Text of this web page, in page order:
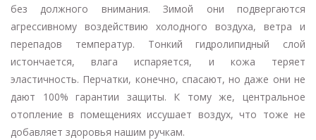
без должного внимания. Зимой они подвергаются
агрессивному воздействию холодного воздуха, ветра и
перепадов температур. Тонкий гидролипидный слой
истончается, влага испаряется, и кожа теряет
эластичность. Перчатки, конечно, спасают, но даже они не
дают 100% гарантии защиты. К тому же, центральное
отопление в помещениях иссушает воздух, что тоже не
добавляет здоровья нашим ручкам.